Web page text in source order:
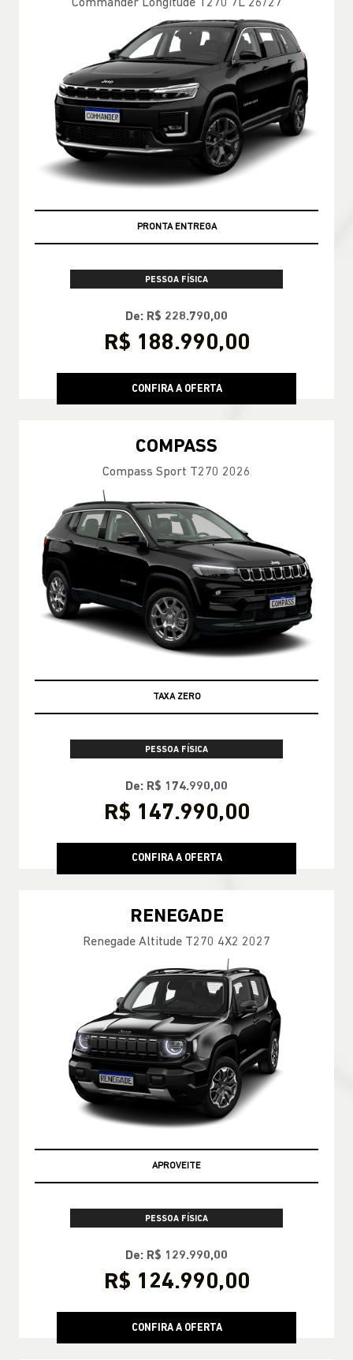
Commander Longitude T270 7L 26/27
PRONTA ENTREGA
PESSOA FÍSICA
De: R$ 228.790,00
R$ 188.990,00
CONFIRA A OFERTA
COMPASS
Compass Sport T270 2026
TAXA ZERO
PESSOA FÍSICA
De: R$ 174.990,00
R$ 147.990,00
CONFIRA A OFERTA
RENEGADE
Renegade Altitude T270 4X2 2027
OPORTUNIDADE
PESSOA FÍSICA
De: R$ 129.990,00
R$ 124.990,00
CONFIRA A OFERTA